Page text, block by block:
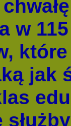
w
jak